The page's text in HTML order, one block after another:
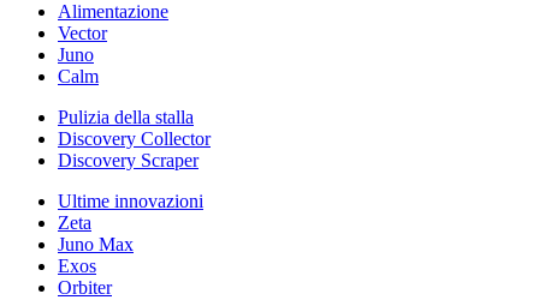
Alimentazione
Vector
Juno
Calm
Pulizia della stalla
Discovery Collector
Discovery Scraper
Ultime innovazioni
Zeta
Juno Max
Exos
Orbiter